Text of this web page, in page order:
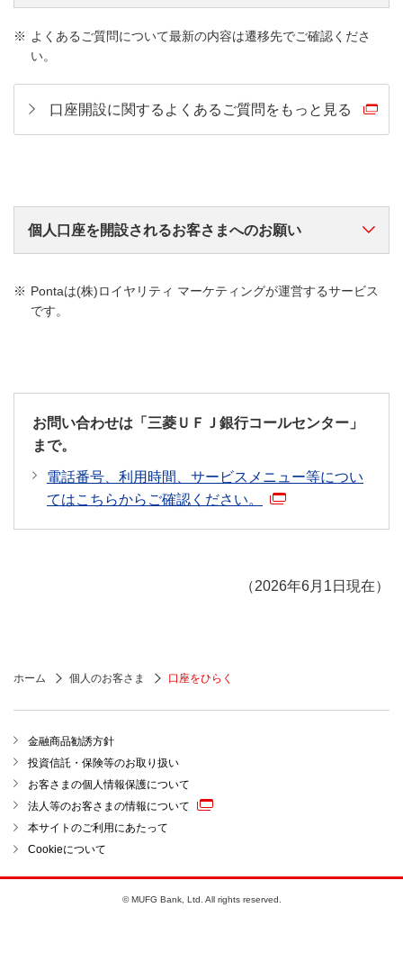
口座開設方法について、くわしくはこちら
詳しくはこちら をご確認ください。
相談ください。
ご来店予約についてはこちら
なお、お申込内容によっては開設できない場合が
あります。
をご利用いただけません。
お近くの店舗にご来店のうえ、ご相談ください。
す。
お手続きについてはこちら
A. 「スマート口座開設」アプリで口座開設をした場
合、口座番号は以下にてご確認ください。
口座名義人の年齢 口座番号の確認方
アプリトップ画面の「口座番号
申し込みしてください。（申込状況により、翌営
業日以降になる場合があります。）
さい。
よくあるご質問について最新の内容は遷移先でご確認くださ
い。
口座開設に関するよくあるご質問をもっと見る
個人口座を開設されるお客さまへのお願い
のうえ、ご本人さまがお申し込みください。
「犯罪による収益の移転防止に関する法律」に基づ
き、ご本人さまからのお申し込みであること、ならび
に取引を行う目的・ご職業等を確認させていただきま
す。
スマート口座開設をご利用の場合、印鑑の届出は不要
です。
本人確認書類についてくわしくはこちら
個人番号（マイナンバー）が確認できる書類につい
てくわしくはこちら
3 口座開設理由やご利用目的をお伺いしたうえ
で口座開設をご遠慮いただくことがあります。
Pontaは(株)ロイヤリティ マーケティングが運営するサービス
です。
お問い合わせは「三菱ＵＦＪ銀行コールセンター」
まで。
電話番号、利用時間、サービスメニュー等につい
てはこちらからご確認ください。
（2026年6月1日現在）
ホーム 個人のお客さま 口座をひらく
金融商品勧誘方針
投資信託・保険等のお取り扱い
お客さまの個人情報保護について
法人等のお客さまの情報について
本サイトのご利用にあたって
Cookieについて
© MUFG Bank, Ltd. All rights reserved.